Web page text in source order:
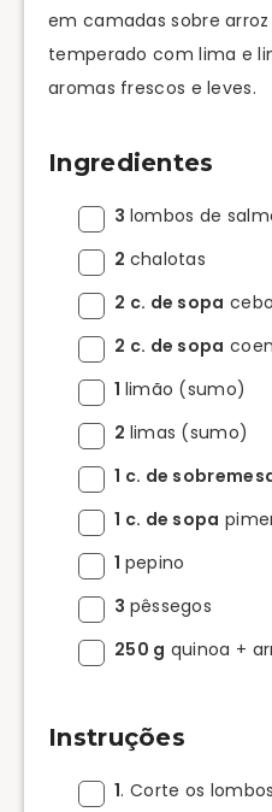
em camadas sobre
temperado com lima e
aromas frescos e leves.
Ingredientes
3 lombos de
2 chalotas
2 c. de sopa
2 c. de sopa
1 limão (sumo)
2 limas (sumo)
1 c. de
1 c. de sopa
1 pepino
3 pêssegos
250 g quinoa +
Instruções
1. Corte os